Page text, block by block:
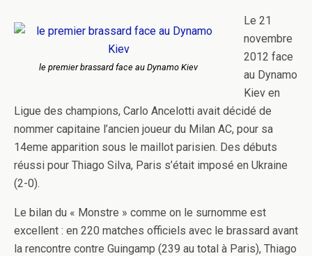
le premier brassard face au Dynamo Kiev
Le 21
novembre
2012 face
au Dynamo
Kiev en
Ligue des champions, Carlo Ancelotti avait décidé de
nommer capitaine l’ancien joueur du Milan AC, pour sa
14eme apparition sous le maillot parisien. Des débuts
réussi pour Thiago Silva, Paris s’était imposé en Ukraine
(2-0).
Le bilan du « Monstre » comme on le surnomme est
excellent : en 220 matches officiels avec le brassard avant
la rencontre contre Guingamp (239 au total à Paris), Thiago